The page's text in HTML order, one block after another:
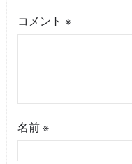
コメント ※
名前 ※